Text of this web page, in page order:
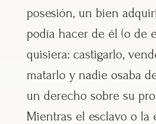
posesión, un bien
podía hacer de él (o de
quisiera: castigarlo,
matarlo y nadie osaba
un derecho sobre su
Mientras el esclavo o la